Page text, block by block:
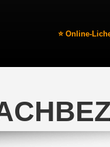
⭐ Online-